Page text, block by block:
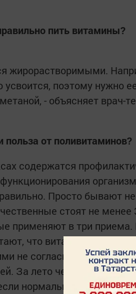
пить витамины?
жирорастворимыми.
усвоится, поэтому нужно
- объясняет врач-
польза от поливитаминов?
содержатся
Просто бывают
стоят не менее
применяют в три
что витамины В1, В6,
не согласны. В целом,
За лето человек
нормальный рацион.